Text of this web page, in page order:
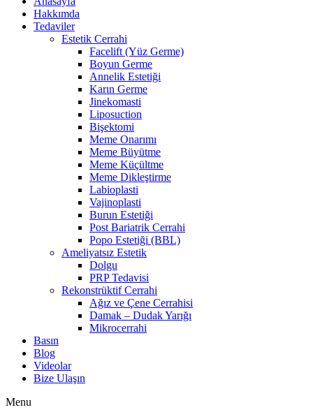
Hakkımda
Tedaviler
Estetik Cerrahi
Facelift (Yüz Germe)
Boyun Germe
Annelik Estetiği
Karın Germe
Jinekomasti
Liposuction
Bişektomi
Meme Onarımı
Meme Büyütme
Meme Küçültme
Meme Dikleştirme
Labioplasti
Vajinoplasti
Burun Estetiği
Post Bariatrik Cerrahi
Popo Estetiği (BBL)
Ameliyatsız Estetik
Dolgu
PRP Tedavisi
Rekonstrüktif Cerrahi
Ağız ve Çene Cerrahisi
Damak – Dudak Yarığı
Mikrocerrahi
Basın
Blog
Videolar
Bize Ulaşın
Menu